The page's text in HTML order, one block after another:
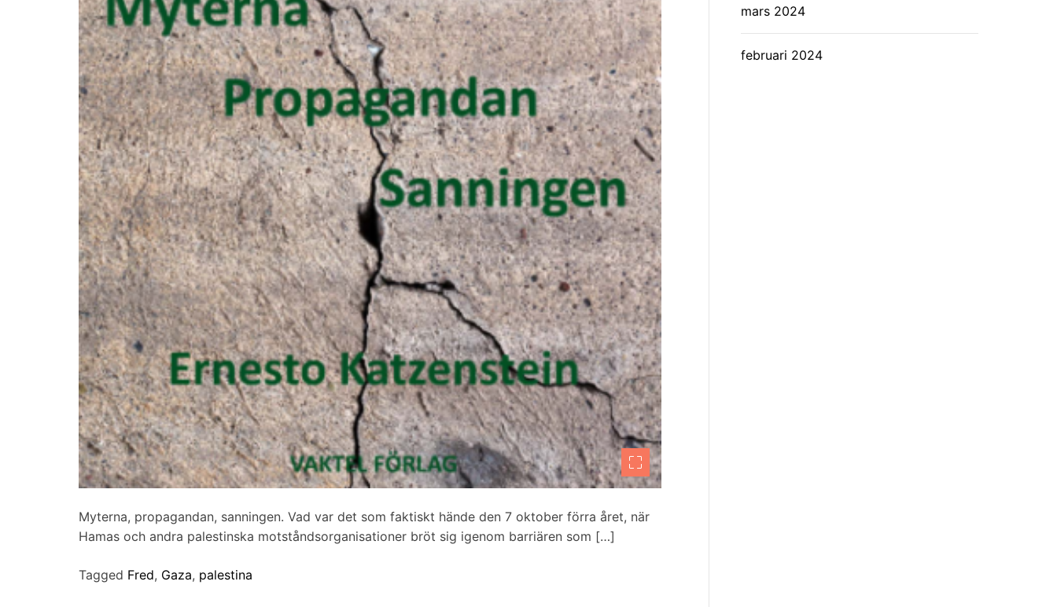
Myterna, propagandan, sanningen. Vad var det som faktiskt hände den 7 oktober förra året, när
Hamas och andra palestinska motståndsorganisationer bröt sig igenom barriären som […]
Tagged Fred, Gaza, palestina
mars 2024
februari 2024